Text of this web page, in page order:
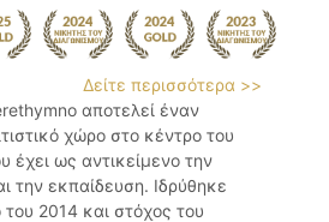
Δείτε περισσότερα >>
αποτελεί έναν
χώρο στο κέντρο του
έχει ως αντικείμενο την
την εκπαίδευση. Ιδρύθηκε
2014 και στόχος του